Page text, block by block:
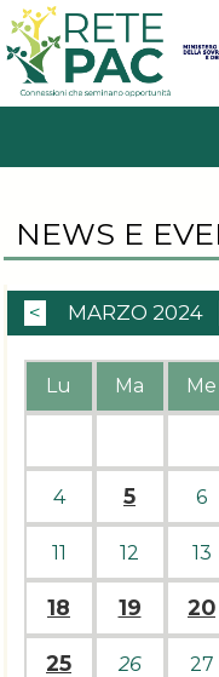
NEWS E
< MARZO 2024
Lu Ma Me
4 5 6
11 12 13
18 19 20
25 26 27